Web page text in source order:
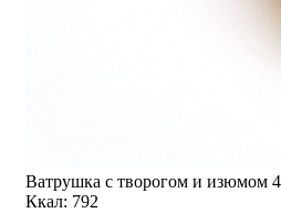
Ватрушка с творогом и изюмом
Ккал: 792